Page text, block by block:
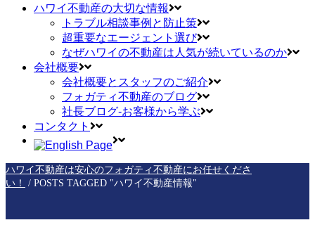
ハワイ不動産の大切な情報
トラブル相談事例と防止策
超重要なエージェント選び
なぜハワイの不動産は人気が続いているのか
会社概要
会社概要とスタッフのご紹介
フォガティ不動産のブログ
社長ブログ-お客様から学ぶ
コンタクト
ハワイ不動産は安心のフォガティ不動産にお任せくださ
い！
/ POSTS TAGGED "ハワイ不動産情報"